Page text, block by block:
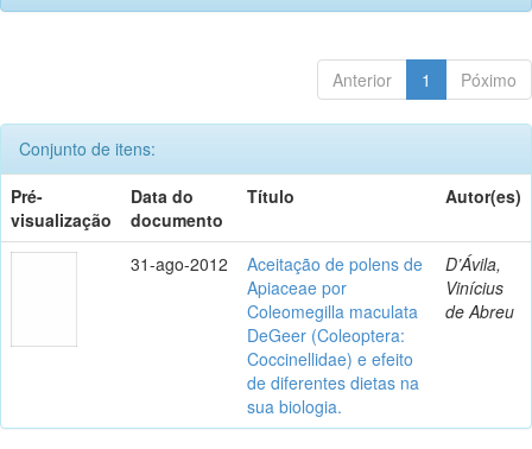
Anterior 1 Póximo
Conjunto de itens:
Pré-
visualização
Data do
documento
Título Autor(es)
31-ago-2012
Aceitação de polens de
Apiaceae por
Coleomegilla maculata
DeGeer (Coleoptera:
Coccinellidae) e efeito
de diferentes dietas na
sua biologia.
D’Ávila,
Vinícius
de Abreu